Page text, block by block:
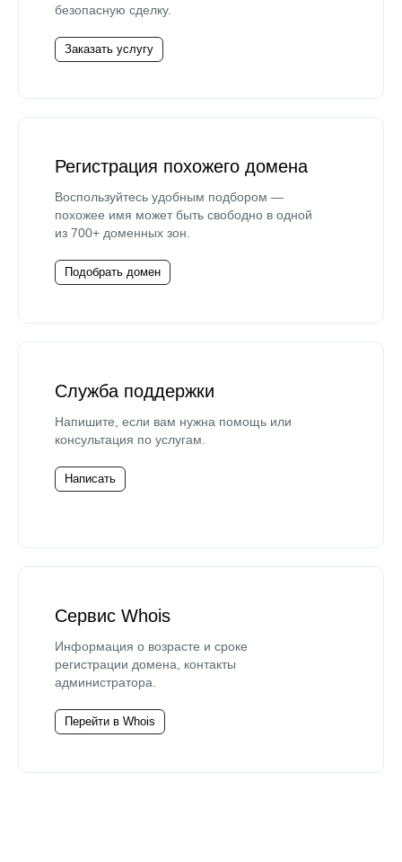
безопасную сделку.
Заказать услугу
Регистрация похожего домена
Воспользуйтесь удобным подбором —
похожее имя может быть свободно в одной
из 700+ доменных зон.
Подобрать домен
Служба поддержки
Напишите, если вам нужна помощь или
консультация по услугам.
Написать
Сервис Whois
Информация о возрасте и сроке
регистрации домена, контакты
администратора.
Перейти в Whois